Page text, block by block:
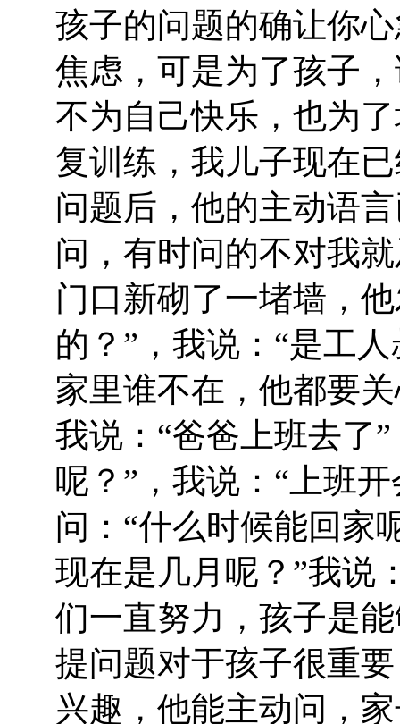
孩子的问题的确让你
焦虑，可是为了孩子
不为自己快乐，也为
复训练，我儿子现在
问题后，他的主动语
问，有时问的不对我
门口新砌了一堵墙，
的？”，我说：“是工
家里谁不在，他都要
我说：“爸爸上班去了
呢？”，我说：“上班
问：“什么时候能回家
现在是几月呢？”我说
们一直努力，孩子是
提问题对于孩子很重
兴趣，他能主动问，